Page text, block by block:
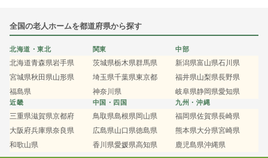
全国の老人ホームを都道府県から探す
北海道・東北
北海道青森県岩手県
宮城県秋田県山形県
福島県
関東
茨城県栃木県群馬県
埼玉県千葉県東京都
神奈川県
中部
新潟県富山県石川県
福井県山梨県長野県
岐阜県静岡県愛知県
近畿
三重県滋賀県京都府
大阪府兵庫県奈良県
和歌山県
中国・四国
鳥取県島根県岡山県
広島県山口県徳島県
香川県愛媛県高知県
九州・沖縄
福岡県佐賀県長崎県
熊本県大分県宮崎県
鹿児島県沖縄県